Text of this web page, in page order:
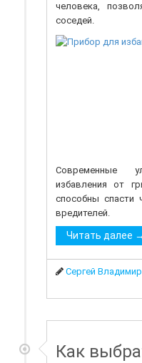
человека,
соседей.
Современные
избавления от
способны спасти
вредителей.
Читать далее →
Сергей
Как